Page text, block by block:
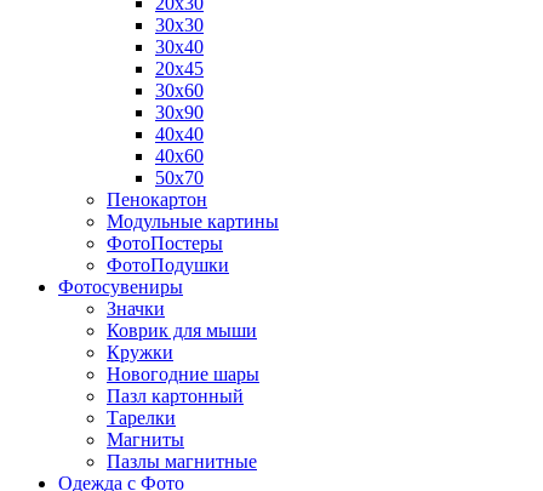
30х30
30х40
20х45
30х60
30х90
40х40
40х60
50х70
Пенокартон
Модульные картины
ФотоПостеры
ФотоПодушки
Фотоcувениры
Значки
Коврик для мыши
Кружки
Новогодние шары
Пазл картонный
Тарелки
Магниты
Пазлы магнитные
Одежда с Фото